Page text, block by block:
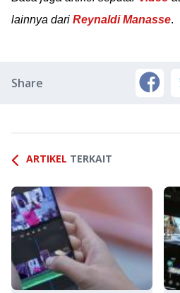
lainnya dari Reynaldi Manasse.
Share
ARTIKEL TERKAIT